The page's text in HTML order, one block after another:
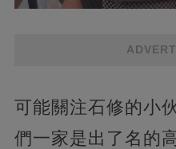
可能關注石修的小
們一家是出了名的